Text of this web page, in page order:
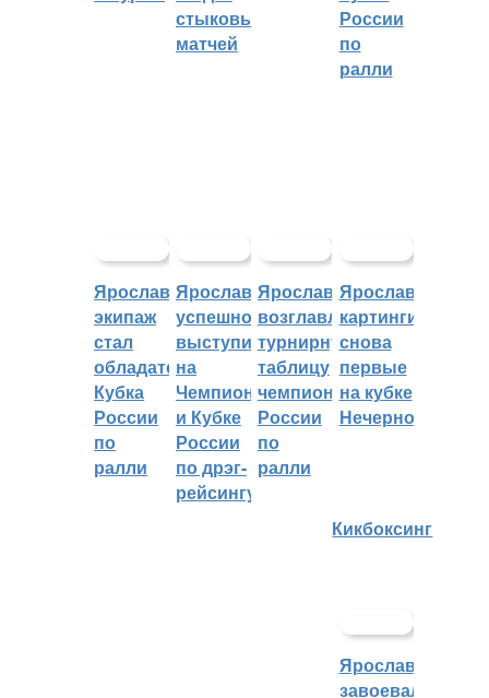
стыковых
матчей
России
по
ралли
Ярославский
экипаж
стал
обладателем
Кубка
России
по
ралли
Ярославцы
успешно
выступили
на
Чемпионате
и Кубке
России
по дрэг-
рейсингу
Ярославцы
возглавляют
турнирную
таблицу
чемпионата
России
по
ралли
Ярославские
картингисты
снова
первые
на кубке
Нечерноземья
Кикбоксинг
Ярославцы
завоевали